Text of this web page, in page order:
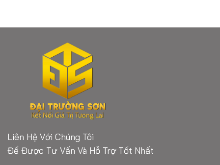
Liên Hệ Với Chúng Tôi
Để Được Tư Vấn Và Hỗ Trợ Tốt Nhất